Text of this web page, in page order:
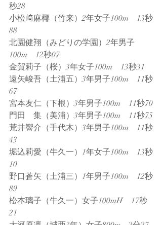
秒28
小松﨑麻椰（竹来）2年女子100m　13秒
88
北園健翔（みどりの学園）2年男子
100m　12秒07
金賀莉子（桜）3年女子100m　13秒31
遠矢峻吾（土浦五）3年男子100m　11秒
67
宮本友仁（下根）3年男子100m　11秒70
門田　集（美浦）3年男子100m　11秒75
荒井響介（手代木）3年男子100m　11秒
43
堀込莉愛（牛久一）1年女子100m　13秒
10
野口蒼矢（土浦三）1年男子100m　12秒
89
松本璃子（牛久一）女子100mH　17秒
21